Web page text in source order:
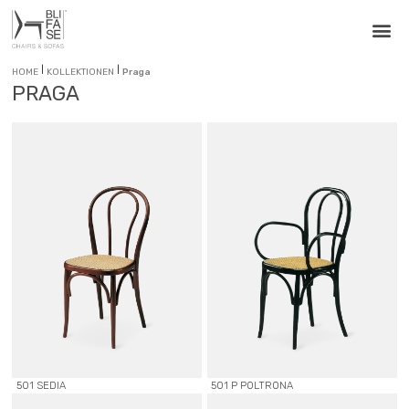
HOME KOLLEKTIONEN Praga
PRAGA
501 SEDIA 501 P POLTRONA